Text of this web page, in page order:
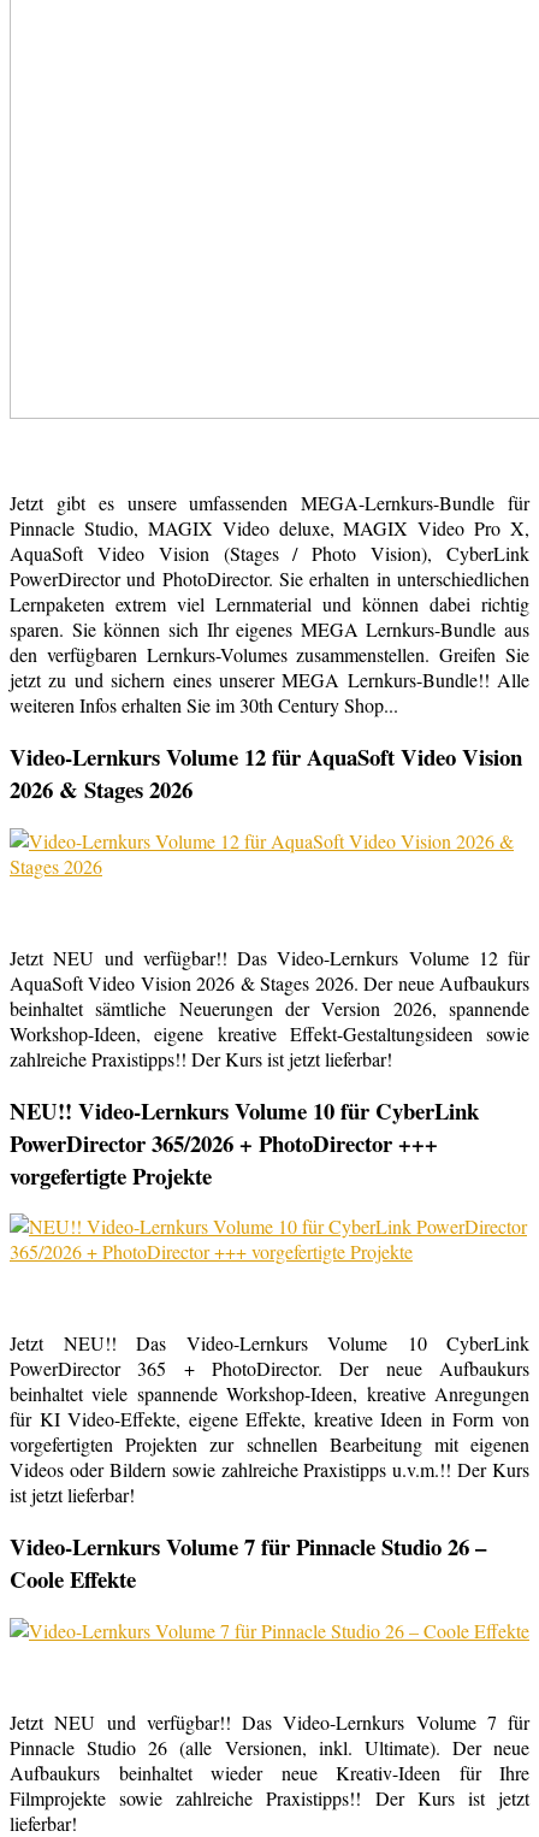
Jetzt gibt es unsere umfassenden MEGA-Lernkurs-Bundle für
Pinnacle Studio, MAGIX Video deluxe, MAGIX Video Pro X,
AquaSoft Video Vision (Stages / Photo Vision), CyberLink
PowerDirector und PhotoDirector. Sie erhalten in unterschiedlichen
Lernpaketen extrem viel Lernmaterial und können dabei richtig
sparen. Sie können sich Ihr eigenes MEGA Lernkurs-Bundle aus
den verfügbaren Lernkurs-Volumes zusammenstellen. Greifen Sie
jetzt zu und sichern eines unserer MEGA Lernkurs-Bundle!! Alle
weiteren Infos erhalten Sie im 30th Century Shop...
Video-Lernkurs Volume 12 für AquaSoft Video Vision
2026 & Stages 2026
Jetzt NEU und verfügbar!! Das Video-Lernkurs Volume 12 für
AquaSoft Video Vision 2026 & Stages 2026. Der neue Aufbaukurs
beinhaltet sämtliche Neuerungen der Version 2026, spannende
Workshop-Ideen, eigene kreative Effekt-Gestaltungsideen sowie
zahlreiche Praxistipps!! Der Kurs ist jetzt lieferbar!
NEU!! Video-Lernkurs Volume 10 für CyberLink
PowerDirector 365/2026 + PhotoDirector +++
vorgefertigte Projekte
Jetzt NEU!! Das Video-Lernkurs Volume 10 CyberLink
PowerDirector 365 + PhotoDirector. Der neue Aufbaukurs
beinhaltet viele spannende Workshop-Ideen, kreative Anregungen
für KI Video-Effekte, eigene Effekte, kreative Ideen in Form von
vorgefertigten Projekten zur schnellen Bearbeitung mit eigenen
Videos oder Bildern sowie zahlreiche Praxistipps u.v.m.!! Der Kurs
ist jetzt lieferbar!
Video-Lernkurs Volume 7 für Pinnacle Studio 26 –
Coole Effekte
Jetzt NEU und verfügbar!! Das Video-Lernkurs Volume 7 für
Pinnacle Studio 26 (alle Versionen, inkl. Ultimate). Der neue
Aufbaukurs beinhaltet wieder neue Kreativ-Ideen für Ihre
Filmprojekte sowie zahlreiche Praxistipps!! Der Kurs ist jetzt
lieferbar!